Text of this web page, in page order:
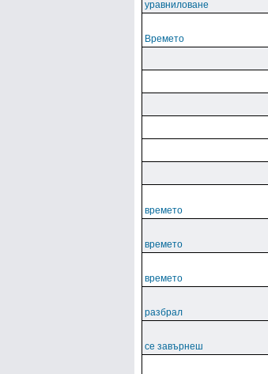
уравниловане
Времето
времето
времето
времето
разбрал
се завърнеш